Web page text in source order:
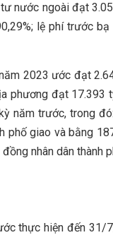
nước ngoài đạt
lệ phí trước
2023 ước đạt
phương đạt 17.393
năm trước, trong
phố giao và bằng
nhân dân thành
thực hiện đến